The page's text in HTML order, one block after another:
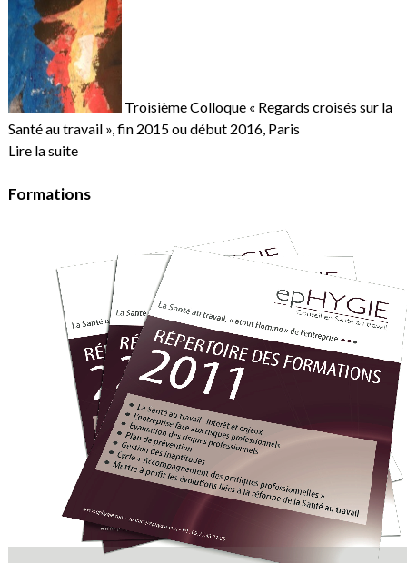
Troisième Colloque « Regards croisés sur la
Santé au travail », fin 2015 ou début 2016, Paris
Lire la suite
Formations